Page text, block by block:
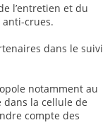
l’entretien et du
crues.
dans le suivi
notamment au
dans la cellule de
compte des